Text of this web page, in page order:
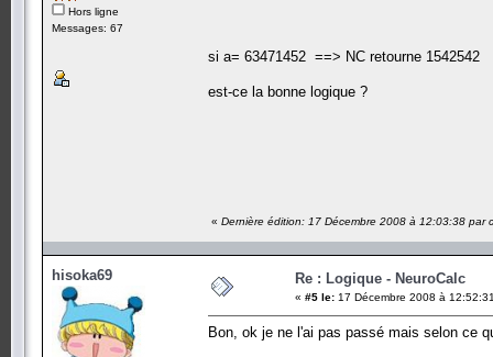
Hors ligne
Messages: 67
si a= 63471452 ==> NC retourne 1542542
est-ce la bonne logique ?
« Dernière édition: 17 Décembre 2008 à 12:03:38 par
hisoka69 Re : Logique - NeuroCalc
« #5 le: 17 Décembre 2008 à
Bon, ok je ne l'ai pas passé mais selon ce